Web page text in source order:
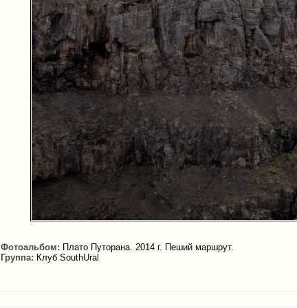
Фотоальбом: Плато Путорана. 2014 г. Пеший маршрут.
Группа: Клуб SouthUral